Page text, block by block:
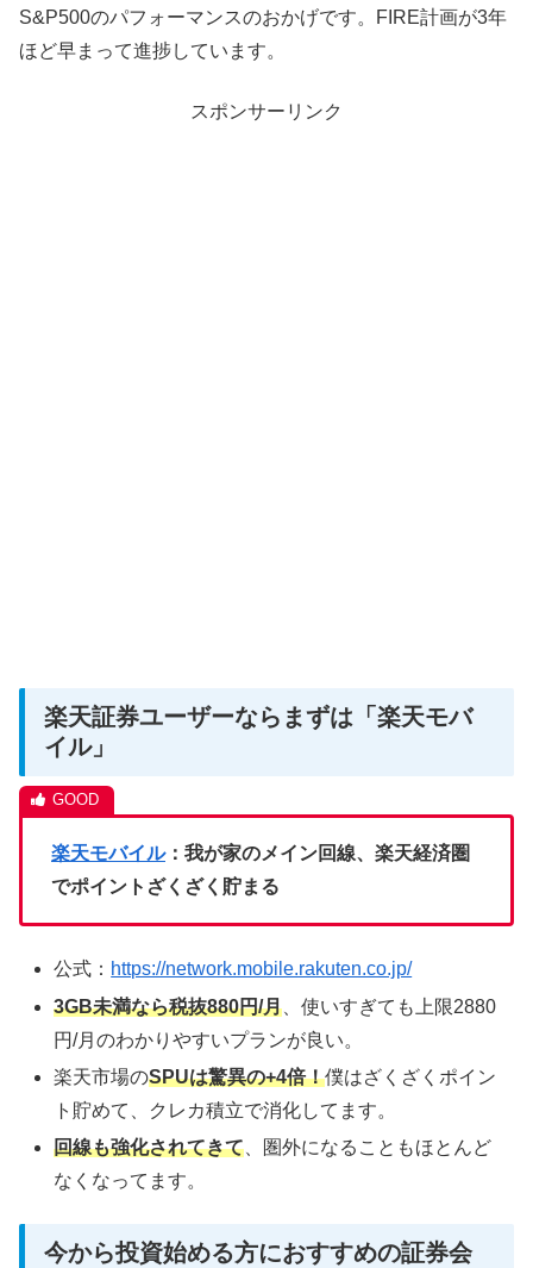
S&P500のパフォーマンスのおかげです。FIRE計画が3年
ほど早まって進捗しています。
スポンサーリンク
楽天証券ユーザーならまずは「楽天モバ
イル」
楽天モバイル：我が家のメイン回線、楽天経済圏
でポイントざくざく貯まる
公式： https://network.mobile.rakuten.co.jp/
3GB未満なら税抜880円/月 、使いすぎても上限2880
円/月のわかりやすいプランが良い。
楽天市場のSPUは驚異の+4倍！僕はざくざくポイン
ト貯めて、クレカ積立で消化してます。
回線も強化されてきて 、圏外になることもほとんど
なくなってます。
今から投資始める方におすすめの証券会